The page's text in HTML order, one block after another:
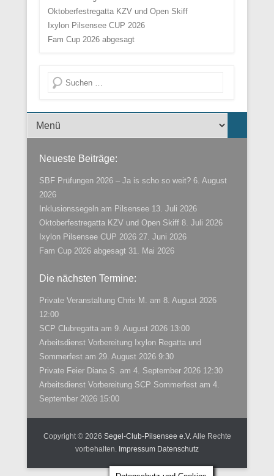
Oktoberfestregatta KZV und Open Skiff
Ixylon Pilsensee CUP 2026
Fam Cup 2026 abgesagt
Suche
Menü der Fußzeile
Neueste Beiträge:
SBF Prüfungen 2026 – Ja is scho so weit? 6. August
2026
Inklusionssegeln am Pilsensee 13. Juli 2026
Oktoberfestregatta KZV und Open Skiff 8. Juli 2026
Ixylon Pilsensee CUP 2026 27. Juni 2026
Fam Cup 2026 abgesagt 31. Mai 2026
Die nächsten Termine:
Private Veranstaltung Chris M. am 8. August 2026
12:00
SCP Clubregatta am 9. August 2026 13:00
Arbeitsdienst Vorbereitung Ixylon Regatta und
Sommerfest am 29. August 2026 9:30
Private Feier Diana S. am 4. September 2026 12:30
Arbeitsdienst Vorbereitung SCP Sommerfest am 4.
September 2026 15:00
Copyright © 2026 Segel-Club-Pilsensee e.V.Alle Rechte
vorbehalten. Impressum Datenschutz